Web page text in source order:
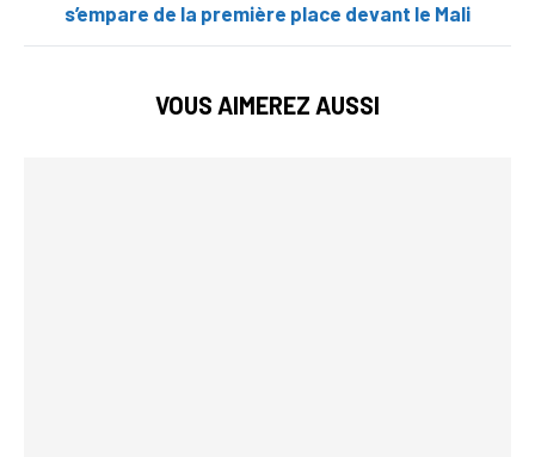
s’empare de la première place devant le Mali
VOUS AIMEREZ AUSSI